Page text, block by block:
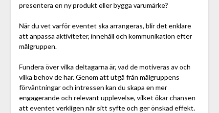
presentera en ny produkt eller bygga varumärke?
När du vet varför eventet ska arrangeras, blir det enklare
att anpassa aktiviteter, innehåll och kommunikation efter
målgruppen.
Fundera över vilka deltagarna är, vad de motiveras av och
vilka behov de har. Genom att utgå från målgruppens
förväntningar och intressen kan du skapa en mer
engagerande och relevant upplevelse, vilket ökar chansen
att eventet verkligen når sitt syfte och ger önskad effekt.